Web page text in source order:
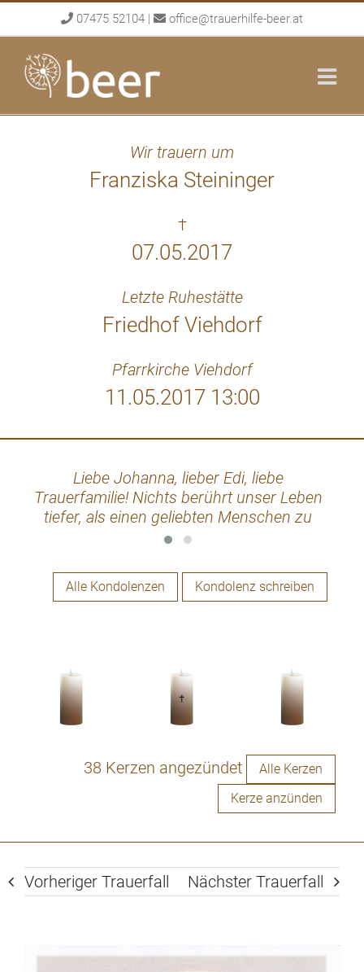
to
content
07475 52104 | office@trauerhilfe-beer.at
Wir trauern um
Franziska Steininger
†
07.05.2017
Letzte Ruhestätte
Friedhof Viehdorf
Pfarrkirche Viehdorf
11.05.2017 13:00
Liebe Johanna, lieber Edi, liebe
Trauerfamilie! Nichts berührt unser Leben
tiefer, als einen geliebten Menschen zu
verlieren. Gerade in dieser schweren Zeit
wünschen euch von Herzen viel Kraft.
Unser aufrichtiges Mitgefühl Wolfgang und
Alle Kondolenzen Kondolenz schreiben
38 Kerzen angezündet
Alle Kerzen
Kerze anzünden
Vorheriger Trauerfall Nächster Trauerfall